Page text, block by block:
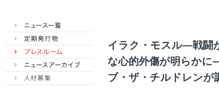
イラク・モスル―戦闘
な心的外傷が明らかに
ブ・ザ・チルドレンが